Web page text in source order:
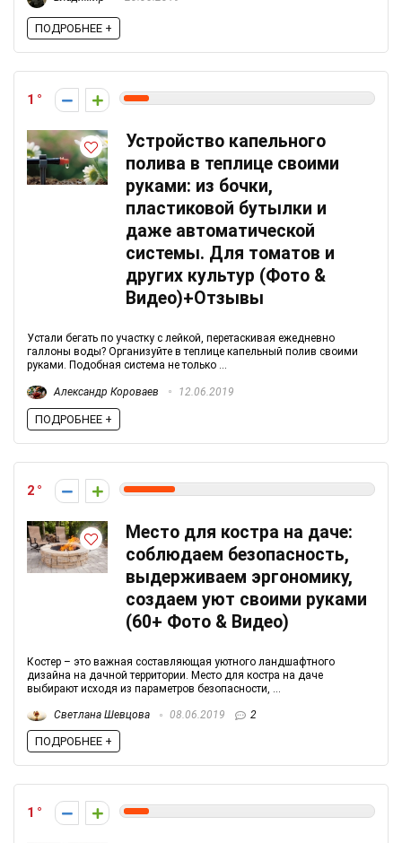
ПОДРОБНЕЕ +
1
Устройство капельного
полива в теплице своими
руками: из бочки,
пластиковой бутылки и
даже автоматической
системы. Для томатов и
других культур (Фото &
Видео)+Отзывы
Устали бегать по участку с лейкой, перетаскивая ежедневно
галлоны воды? Организуйте в теплице капельный полив своими
руками. Подобная система не только ...
Александр Короваев 12.06.2019
ПОДРОБНЕЕ +
2
Место для костра на даче:
соблюдаем безопасность,
выдерживаем эргономику,
создаем уют своими руками
(60+ Фото & Видео)
Костер – это важная составляющая уютного ландшафтного
дизайна на дачной территории. Место для костра на даче
выбирают исходя из параметров безопасности, ...
Светлана Шевцова 08.06.2019 2
ПОДРОБНЕЕ +
1